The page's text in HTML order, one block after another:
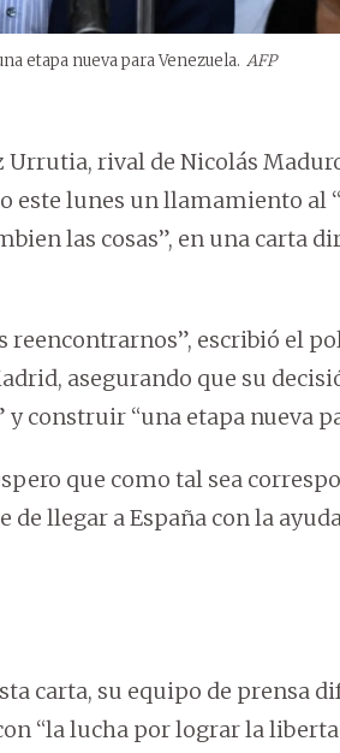
etapa nueva para Venezuela. AFP
rival de Nicolás
este lunes un llamamiento al
las cosas”, en una carta
reencontrarnos”, escribió el
asegurando que su
construir “una etapa nueva
que como tal sea
llegar a España con la
carta, su equipo de prensa
“la lucha por lograr la